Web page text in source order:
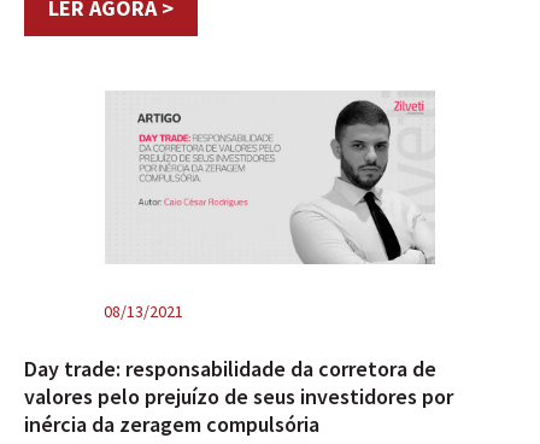
LER AGORA >
08/13/2021
Day trade: responsabilidade da corretora de
valores pelo prejuízo de seus investidores por
inércia da zeragem compulsória